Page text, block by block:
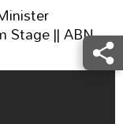
Stage || ABN